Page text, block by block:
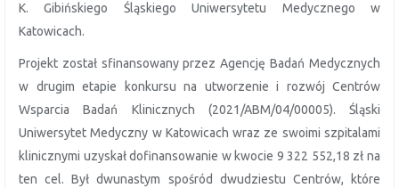
K. Gibińskiego Śląskiego Uniwersytetu Medycznego w
Katowicach.
Projekt został sfinansowany przez Agencję Badań Medycznych
w drugim etapie konkursu na utworzenie i rozwój Centrów
Wsparcia Badań Klinicznych (2021/ABM/04/00005). Śląski
Uniwersytet Medyczny w Katowicach wraz ze swoimi szpitalami
klinicznymi uzyskał dofinansowanie w kwocie 9 322 552,18 zł na
ten cel. Był dwunastym spośród dwudziestu Centrów, które